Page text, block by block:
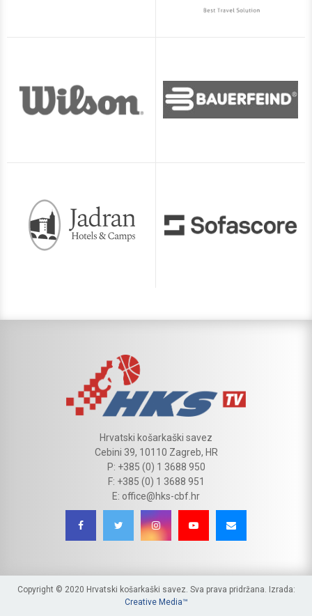
Hrvatski košarkaški savez
Cebini 39, 10110 Zagreb, HR
P: +385 (0) 1 3688 950
F: +385 (0) 1 3688 951
E: office@hks-cbf.hr
Copyright © 2020 Hrvatski košarkaški savez. Sva prava pridržana. Izrada:
Creative Media™